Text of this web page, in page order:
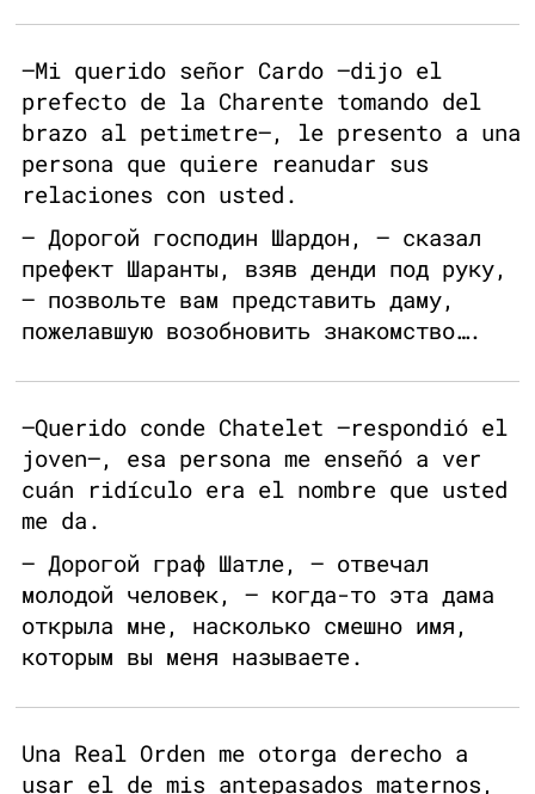
—Mi querido señor Cardo —dijo el
prefecto de la Charente tomando del
brazo al petimetre—, le presento a una
persona que quiere reanudar sus
relaciones con usted.
– Дорогой господин Шардон, – сказал
префект Шаранты, взяв денди под руку,
– позвольте вам представить даму,
пожелавшую возобновить знакомство….
—Querido conde Chatelet —respondió el
joven—, esa persona me enseñó a ver
cuán ridículo era el nombre que usted
me da.
– Дорогой граф Шатле, – отвечал
молодой человек, – когда-то эта дама
открыла мне, насколько смешно имя,
которым вы меня называете.
Una Real Orden me otorga derecho a
usar el de mis antepasados maternos,